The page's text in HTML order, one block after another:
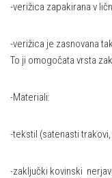
-verižica zapakirana v
-verižica je zasnovana
To ji omogočata vrsta
-Materiali:
-tekstil (satenasti
-zaključki kovinski